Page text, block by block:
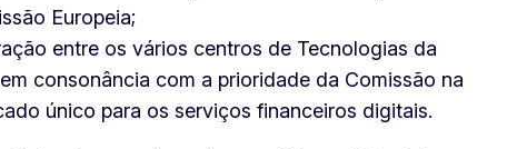
Europeia;
entre os vários centros de Tecnologias da
consonância com a prioridade da Comissão na
único para os serviços financeiros digitais.